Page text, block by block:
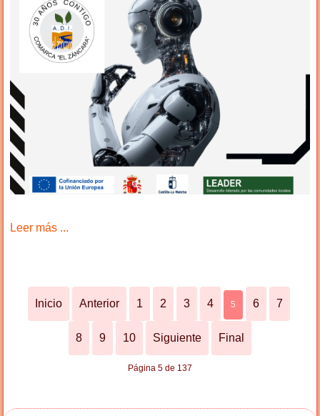
Leer más ...
Inicio Anterior 1 2 3 4 5 6 7
8 9 10 Siguiente Final
Página 5 de 137